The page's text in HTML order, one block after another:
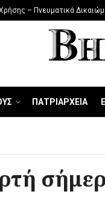
– Πνευματικά
ΠΑΤΡΙΑΡΧΕΙΑ